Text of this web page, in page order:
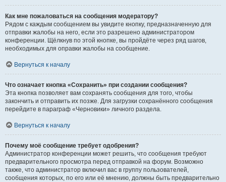
Как мне пожаловаться на сообщения модератору?
Рядом с каждым сообщением вы увидите кнопку, предназначенную для
отправки жалобы на него, если это разрешено администратором
конференции. Щёлкнув по этой кнопке, вы пройдёте через ряд шагов,
необходимых для оправки жалобы на сообщение.
Вернуться к началу
Что означает кнопка «Сохранить» при создании сообщения?
Эта кнопка позволяет вам сохранять сообщения для того, чтобы
закончить и отправить их позже. Для загрузки сохранённого сообщения
перейдите в параграф «Черновики» личного раздела.
Вернуться к началу
Почему моё сообщение требует одобрения?
Администратор конференции может решить, что сообщения требуют
предварительного просмотра перед отправкой на форум. Возможно
также, что администратор включил вас в группу пользователей,
сообщения которых, по его или её мнению, должны быть предварительно